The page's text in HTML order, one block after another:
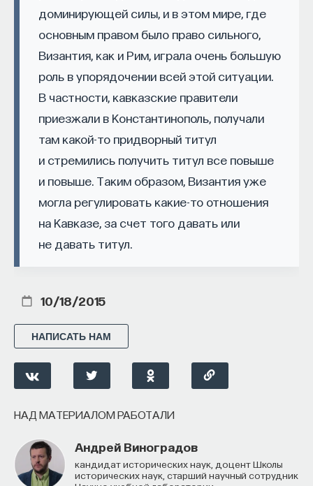
доминирующей силы, и в этом мире, где
основным правом было право сильного,
Византия, как и Рим, играла очень большую
роль в упорядочении всей этой ситуации.
В частности, кавказские правители
приезжали в Константинополь, получали
там какой-то придворный титул
и стремились получить титул все повыше
и повыше. Таким образом, Византия уже
могла регулировать какие-то отношения
на Кавказе, за счет того давать или
не давать титул.
10/18/2015
НАПИСАТЬ НАМ
НАД МАТЕРИАЛОМ РАБОТАЛИ
Андрей Виноградов
кандидат исторических наук, доцент Школы
исторических наук, старший научный сотрудник
НАУКА
237 публикаций
НАУКА ЖУРНАЛ
ФИЛОСОФСКИЙ ПОИСК: НАЧАЛА
КУРС
Философский поиск: начала